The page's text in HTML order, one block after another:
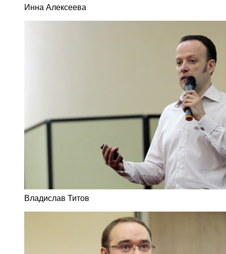
Инна Алексеева
Владислав Титов